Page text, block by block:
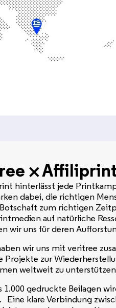
⨉
hinterlässt jede
dabei, die richtigen
zum richtigen
auf natürliche
wir uns für deren
wir uns mit veritree
Projekte zur
weltweit zu
1.000 gedruckte Beilagen
Eine klare Verbindung